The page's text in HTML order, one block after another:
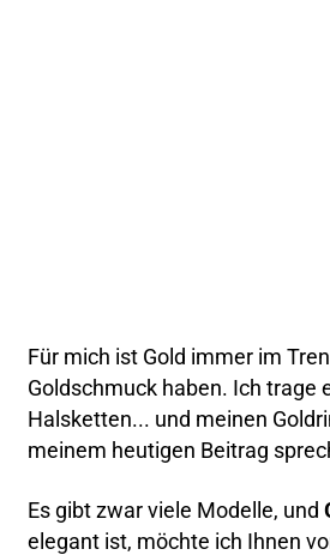
Für mich ist Gold immer im
Goldschmuck haben. Ich trage
Halsketten... und meinen
meinem heutigen Beitrag
Es gibt zwar viele Modelle, und
elegant ist, möchte ich Ihnen